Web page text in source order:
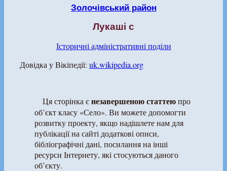
Золочівський район
Лукаші с
Історичні адміністративні поділи
Довідка у Вікіпедії: uk.wikipedia.org
Ця сторінка єнезавершеною статтеюпро
об’єкт класу «Село». Ви можете допомогти
розвитку проекту, якщо надішлете нам для
публікації на сайті додаткові описи,
бібліографічні дані, посилання на інші
ресурси Інтернету, які стосуються даного
об’єкту.